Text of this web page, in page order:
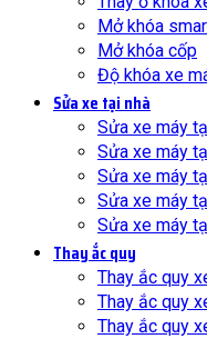
Mở khóa
Mở khóa cốp
Độ khóa xe
Sửa xe tại nhà
Sửa xe máy
Sửa xe máy
Sửa xe máy
Sửa xe máy
Sửa xe máy
Thay ắc quy
Thay ắc quy
Thay ắc quy
Thay ắc quy